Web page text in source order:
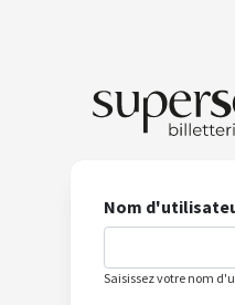
Nom
Saisissez votre nom